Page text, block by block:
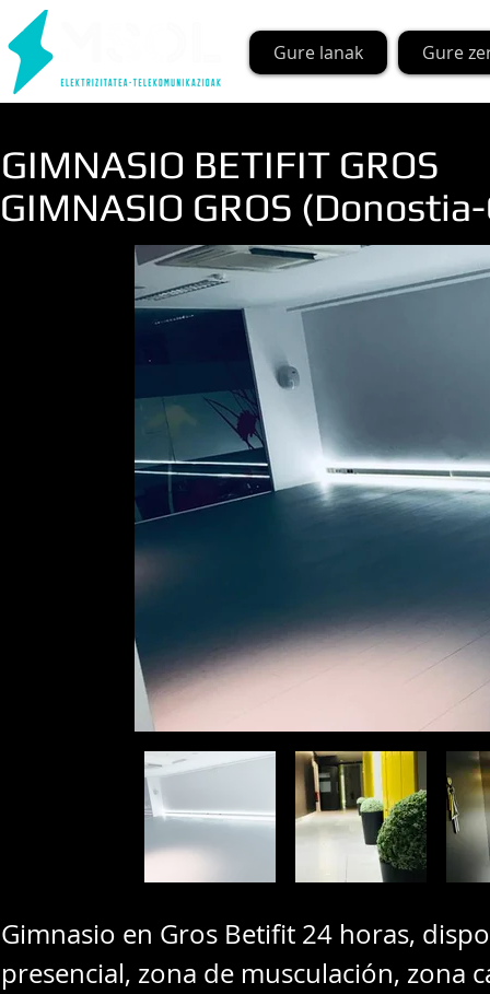
Gure lanak Gure
GIMNASIO BETIFIT GROS
GIMNASIO GROS
Gimnasio en Gros Betifit 24 horas,
presencial, zona de musculación, zona